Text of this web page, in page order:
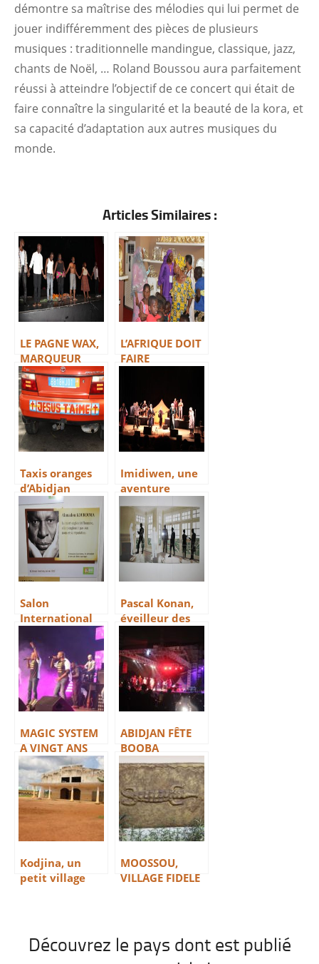
démontre sa maîtrise des mélodies qui lui permet de
jouer indifféremment des pièces de plusieurs
musiques : traditionnelle mandingue, classique, jazz,
chants de Noël, … Roland Boussou aura parfaitement
réussi à atteindre l’objectif de ce concert qui était de
faire connaître la singularité et la beauté de la kora, et
sa capacité d’adaptation aux autres musiques du
monde.
Articles Similaires :
LE PAGNE WAX,
MARQUEUR
IDENTITAIRE DE
L’AFRIQUE
L’AFRIQUE DOIT
FAIRE
Taxis oranges
d’Abidjan
Imidiwen, une
aventure
franco-
malienne
Salon
International
d’Abidjan
Pascal Konan,
éveilleur des
MAGIC SYSTEM
A VINGT ANS
ABIDJAN FÊTE
BOOBA
Kodjina, un
petit village
MOOSSOU,
VILLAGE FIDELE
Découvrez le pays dont est publié